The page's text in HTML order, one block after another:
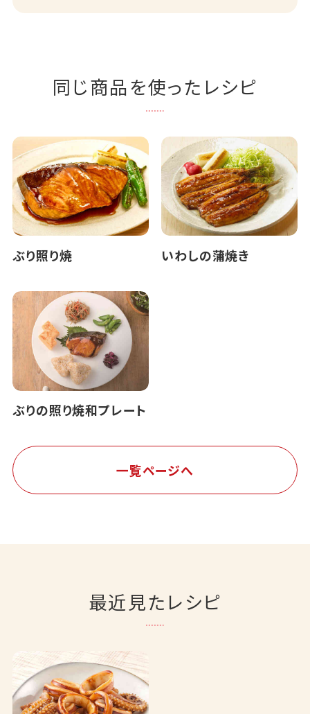
同じ商品を使ったレシピ
ぶり照り焼 いわしの蒲焼き
ぶりの照り焼和プレート
一覧ページへ
最近見たレシピ